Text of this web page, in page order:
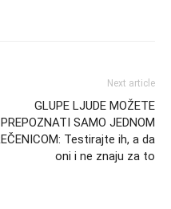
Next article
GLUPE LJUDE MOŽETE
PREPOZNATI SAMO JEDNOM
Testirajte ih, a da
oni i ne znaju za to